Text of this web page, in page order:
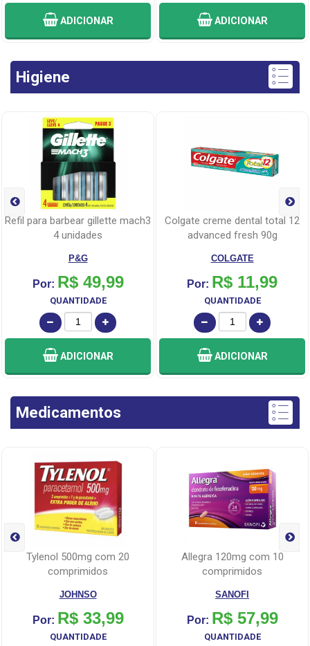
ADICIONAR ADICIONAR
Higiene
refil para barbear gillette mach3
4 unidades
P&G
Por: R$ 49,99
QUANTIDADE
ADICIONAR
colgate creme dental total 12
advanced fresh 90g
COLGATE
Por: R$ 11,99
QUANTIDADE
ADICIONAR
Medicamentos
tylenol 500mg com 20
comprimidos
JOHNSO
Por: R$ 33,99
QUANTIDADE
allegra 120mg com 10
comprimidos
SANOFI
Por: R$ 57,99
QUANTIDADE